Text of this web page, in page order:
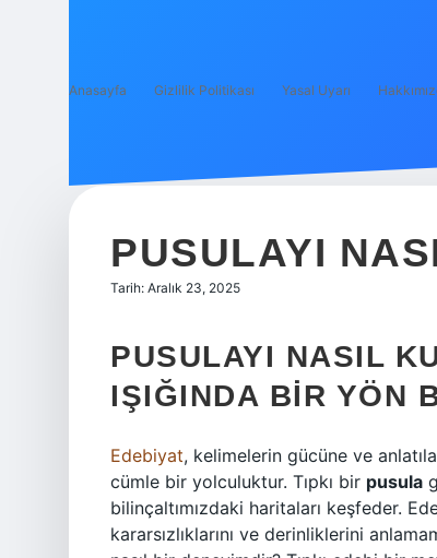
Anasayfa Gizlilik Politikası Yasal Uyarı
PUSULAYI
Tarih: Aralık 23, 2025
PUSULAYI NASIL
IŞIĞINDA BIR YÖN
Edebiyat, kelimelerin gücüne ve
cümle bir yolculuktur. Tıpkı bir pusula
bilinçaltımızdaki haritaları keşfeder.
kararsızlıklarını ve derinliklerini